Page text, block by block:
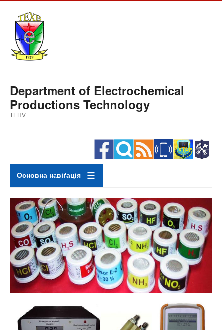
content
Department of Electrochemical
Productions Technology
TEHV
Основна навіґація